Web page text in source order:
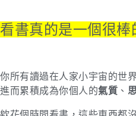
看書真的是一個很棒
你所有讀過在人家小宇宙的世
進而累積成為你個人的氣質 、